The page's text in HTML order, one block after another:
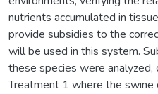
nutrients accumulated in
provide subsidies to the
will be used in this system.
these species were
Treatment 1 where the swine